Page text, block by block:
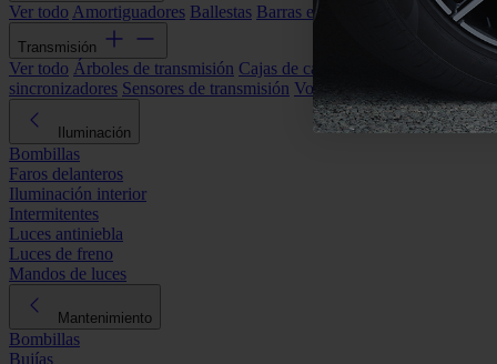
Ver todo Amortiguadores Ballestas Barras estabilizadoras Bieletas y
Transmisión
Ver todo Árboles de transmisión Cajas de cambios automáticas
sincronizadores Sensores de transmisión Volantes de motor
Iluminación
Bombillas
Faros delanteros
Iluminación interior
Intermitentes
Luces antiniebla
Luces de freno
Mandos de luces
Mantenimiento
Bombillas
Bujías